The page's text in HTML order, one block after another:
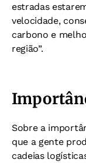
estradas
velocidade,
carbono e
região”.
Sobre a
que a gente
cadeias